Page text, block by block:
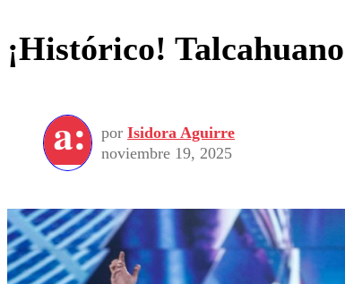
¡Histórico!
por Isidora Aguirre
noviembre 19, 2025